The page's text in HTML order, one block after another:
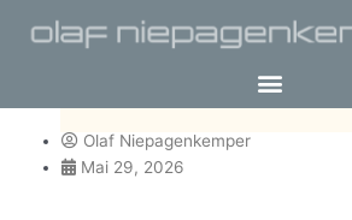
Olaf Niepagenkemper
Mai 29, 2026